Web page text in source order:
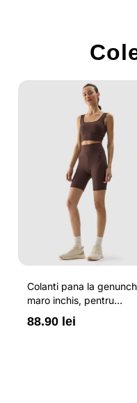
Colanti pana la
maro inchis, pentru
femei, cu striatii si
cusaturi plate 4F
88.90 lei